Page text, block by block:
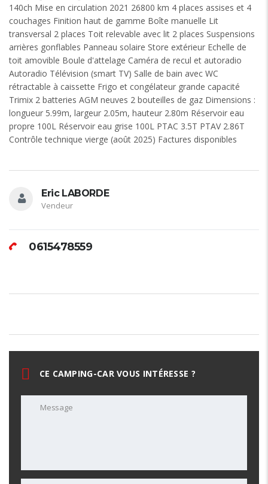
140ch Mise en circulation 2021 26800 km 4 places assises et 4
couchages Finition haut de gamme Boîte manuelle Lit
transversal 2 places Toit relevable avec lit 2 places Suspensions
arrières gonflables Panneau solaire Store extérieur Echelle de
toit amovible Boule d'attelage Caméra de recul et autoradio
Autoradio Télévision (smart TV) Salle de bain avec WC
rétractable à caissette Frigo et congélateur grande capacité
Trimix 2 batteries AGM neuves 2 bouteilles de gaz Dimensions :
longueur 5.99m, largeur 2.05m, hauteur 2.80m Réservoir eau
propre 100L Réservoir eau grise 100L PTAC 3.5T PTAV 2.86T
Contrôle technique vierge (août 2025) Factures disponibles
Eric LABORDE
Vendeur
0615478559
CE CAMPING-CAR VOUS INTÉRESSE ?